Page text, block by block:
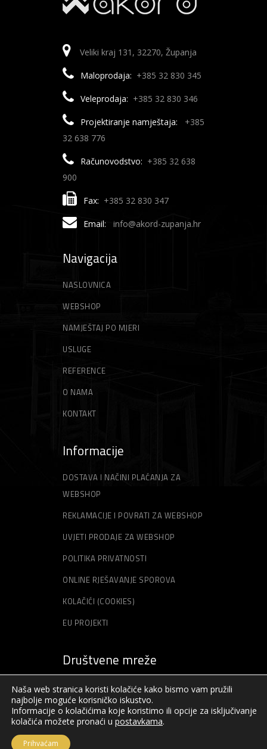
Veliki kraj 131, 32270, Županja
Maloprodaja: +385 32 830 345
Veleprodaja: +385 32 830 346
Projektiranje namještaja:
+385
32 638 776
Računovodstvo: +385 32 638
900
Fax: +385 32 830 347
Email: info@akord-zupanja.hr
Navigacija
NASLOVNICA
WEBSHOP
NAMJEŠTAJ PO MJERI
USLUGE
REFERENCE
O NAMA
KONTAKT
Informacije
DOSTAVA I NAČINI PLAĆANJA ZA
WEBSHOP
REKLAMACIJE I POVRATI ZA WEBSHOP
UVJETI PRODAJE ZA WEBSHOP
POLITIKA PRIVATNOSTI
ONLINE RJEŠAVANJE SPOROVA
KOLAČIĆI (COOKIES)
EU PROJEKTI
Društvene mreže
Naša web stranica koristi kolačiće kako bismo vam pružili
najbolje moguće korisničko iskustvo.
Informacije o kolačićima koje koristimo ili opcije za isključivanje
kolačića možete pronaći u postavkama.
Prihvaćam